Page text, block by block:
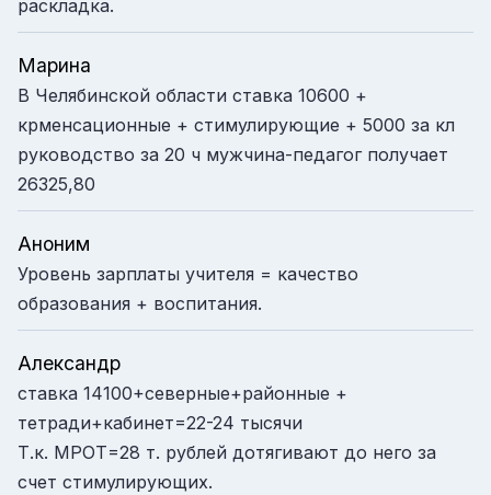
раскладка.
Марина
В Челябинской области ставка 10600 +
крменсационные + стимулирующие + 5000 за кл
руководство за 20 ч мужчина-педагог получает
26325,80
Аноним
Уровень зарплаты учителя = качество
образования + воспитания.
Александр
ставка 14100+северные+районные +
тетради+кабинет=22-24 тысячи
Т.к. МРОТ=28 т. рублей дотягивают до него за
счет стимулирующих.